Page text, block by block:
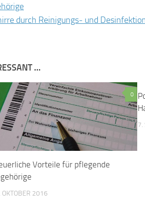
durch Reinigungs- und
…
0
Vorteile für pflegende
OKTOBER 2016
7.